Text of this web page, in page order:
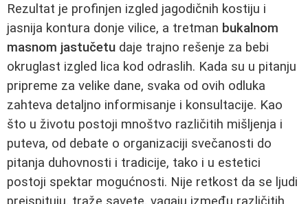
Rezultat je profinjen izgled jagodičnih kostiju i
jasnija kontura donje vilice, a tretman bukalnom
masnom jastučetu daje trajno rešenje za bebi
okruglast izgled lica kod odraslih. Kada su u pitanju
pripreme za velike dane, svaka od ovih odluka
zahteva detaljno informisanje i konsultacije. Kao
što u životu postoji mnoštvo različitih mišljenja i
puteva, od debate o organizaciji svečanosti do
pitanja duhovnosti i tradicije, tako i u estetici
postoji spektar mogućnosti. Nije retkost da se ljudi
preispituju, traže savete, vagaju između različitih